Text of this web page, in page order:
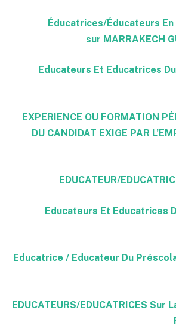
(35) Éducatrices/Éducateurs
sur MARRAKECH
(19) Educateurs Et Educatrices
(27) EXPERIENCE OU FORMATION
DU CANDIDAT EXIGE PAR
(7) Educateurs Et
(19) Educatrice / Educateur Du
(8) EDUCATEURS/EDUCATRICES Sur